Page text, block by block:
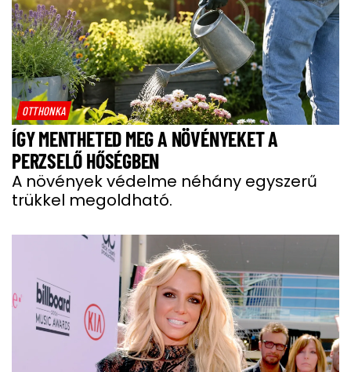
OTTHONKA
ÍGY MENTHETED MEG A NÖVÉNYEKET A
PERZSELŐ HŐSÉGBEN
A növények védelme néhány egyszerű
trükkel megoldható.